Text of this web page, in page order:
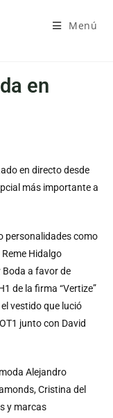
Menú
en
en directo desde
más importante a
personalidades como
Hidalgo
Boda a favor de
de la firma “Vertize”
vestido que lució
junto con David
Alejandro
Cristina del
y marcas